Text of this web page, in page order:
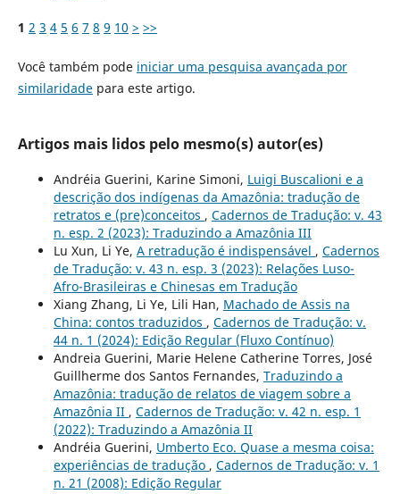
1 2 3 4 5 6 7 8 9 10 > >>
Você também pode iniciar uma pesquisa avançada por
similaridadepara este artigo.
Artigos mais lidos pelo mesmo(s) autor(es)
Andréia Guerini, Karine Simoni, Luigi Buscalioni e a
descrição dos indígenas da Amazônia: tradução de
retratos e (pre)conceitos , Cadernos de Tradução: v. 43
n. esp. 2 (2023): Traduzindo a Amazônia III
Lu Xun, Li Ye, A retradução é indispensável , Cadernos
de Tradução: v. 43 n. esp. 3 (2023): Relações Luso-
Afro-Brasileiras e Chinesas em Tradução
Xiang Zhang, Li Ye, Lili Han, Machado de Assis na
China: contos traduzidos , Cadernos de Tradução: v.
44 n. 1 (2024): Edição Regular (Fluxo Contínuo)
Andreia Guerini, Marie Helene Catherine Torres, José
Guillherme dos Santos Fernandes, Traduzindo a
Amazônia: tradução de relatos de viagem sobre a
Amazônia II , Cadernos de Tradução: v. 42 n. esp. 1
(2022): Traduzindo a Amazônia II
Andréia Guerini, Umberto Eco. Quase a mesma coisa:
experiências de tradução , Cadernos de Tradução: v. 1
n. 21 (2008): Edição Regular